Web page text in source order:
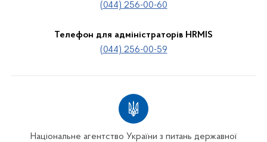
(044) 256-00-60
Телефон для адміністраторів HRMIS
(044) 256-00-59
Національне агентство України з питань державної